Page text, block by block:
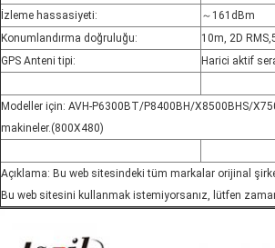
İzleme hassasiyeti:
～161dBm
Konumlandırma doğruluğu:
10m, 2D
GPS Anteni tipi:
Harici aktif
Modeller için: AVH‐P6300BT/P8400BH/X8500BHS/
makineler.(800X480)
Açıklama: Bu web sitesindeki tüm markalar orijinal
Bu web sitesini kullanmak istemiyorsanız, lütfen